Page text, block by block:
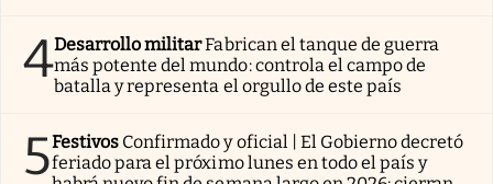
4Desarrollo militarFabrican el tanque de guerra
más potente del mundo: controla el campo de
batalla y representa el orgullo de este país
5Festivos Confirmado y oficial | El Gobierno decretó
feriado para el próximo lunes en todo el país y